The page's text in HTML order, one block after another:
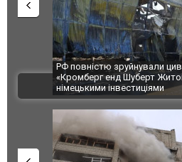
зруйнували цивільний завод
Шуберт Житомир» зі 100%
В
ВІДЕО